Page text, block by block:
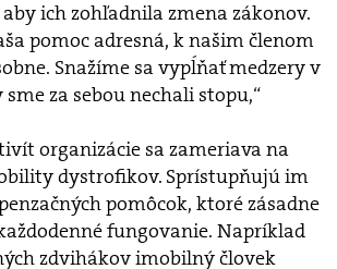
ich zohľadnila zmena zákonov.
pomoc adresná, k našim členom
Snažíme sa vypĺňať medzery v
za sebou nechali stopu,“
organizácie sa zameriava na
dystrofikov. Sprístupňujú im
pomôcok, ktoré zásadne
fungovanie. Napríklad
zdvihákov imobilný človek